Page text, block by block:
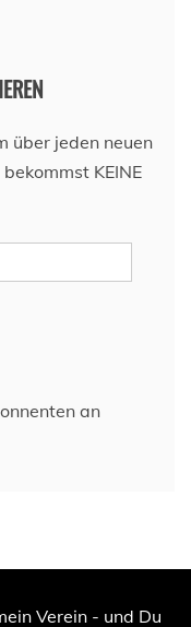
über jeden neuen
KEINE
an
Verein - und Du